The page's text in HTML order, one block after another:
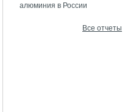
алюминия в России
Все отчеты